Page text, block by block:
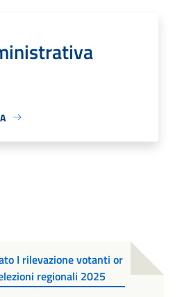
I rilevazione votanti or
regionali 2025